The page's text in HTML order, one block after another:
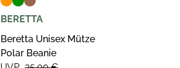
BERETTA
Beretta Unisex Mütze
Polar Beanie